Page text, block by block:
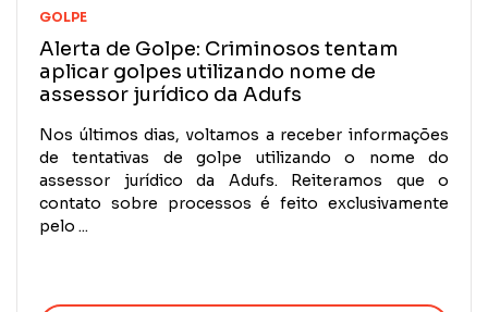
GOLPE
Alerta de Golpe: Criminosos tentam
aplicar golpes utilizando nome de
assessor jurídico da Adufs
Nos últimos dias, voltamos a receber informações
de tentativas de golpe utilizando o nome do
assessor jurídico da Adufs. Reiteramos que o
contato sobre processos é feito exclusivamente
pelo ...